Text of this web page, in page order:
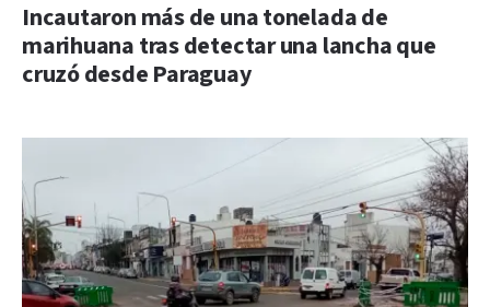
Incautaron más de una tonelada de
marihuana tras detectar una lancha que
cruzó desde Paraguay